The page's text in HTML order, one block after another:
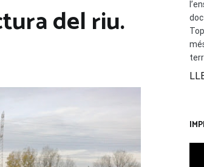
del riu.